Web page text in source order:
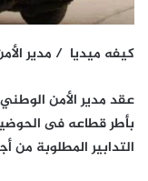
كيفه ميديا / مدير
عقد مدير الأمن
بأطر قطاعه فى
التدابير المطلوبة من